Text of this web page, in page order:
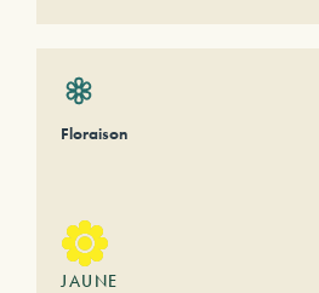
Floraison
JAUNE